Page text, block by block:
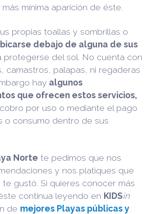
mínima aparición de éste.
propias toallas y sombrillas o
debajo de alguna de sus
protegerse del sol. No cuenta con
camastros, palapas, ni regaderas
hay algunos
que ofrecen estos servicios,
por uso o mediante el pago
o consumo dentro de sus
Norte te pedimos que nos
y nos platiques que
gustó. Si quieres conocer más
continua leyendo en KIDSin
de mejores Playas públicas y